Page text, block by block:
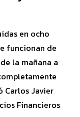
en ocho
funcionan de
la mañana a
Carlos Javier
Financieros